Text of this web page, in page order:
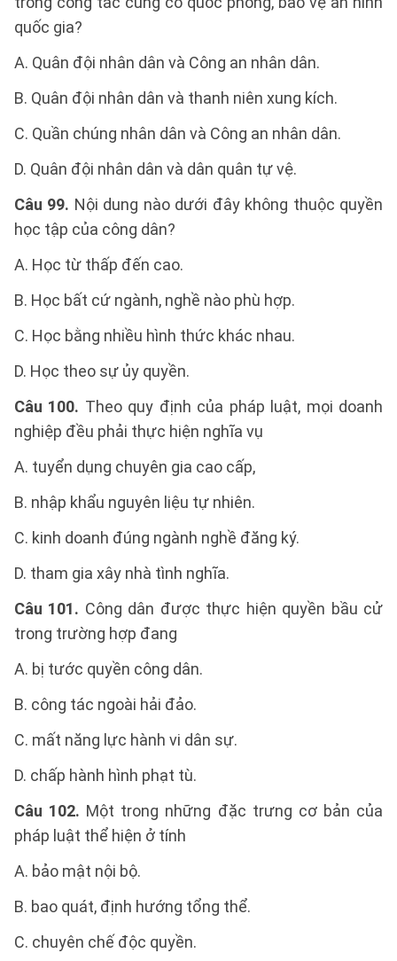
quốc gia?
A. Quân đội nhân dân và Công an nhân dân.
B. Quân đội nhân dân và thanh niên xung kích.
C. Quần chúng nhân dân và Công an nhân dân.
D. Quân đội nhân dân và dân quân tự vệ.
Câu 99. Nội dung nào dưới đây không thuộc quyền
học tập của công dân?
A. Học từ thấp đến cao.
B. Học bất cứ ngành, nghề nào phù hợp.
C. Học bằng nhiều hình thức khác nhau.
D. Học theo sự ủy quyền.
Câu 100. Theo quy định của pháp luật, mọi doanh
nghiệp đều phải thực hiện nghĩa vụ
A. tuyển dụng chuyên gia cao cấp,
B. nhập khẩu nguyên liệu tự nhiên.
C. kinh doanh đúng ngành nghề đăng ký.
D. tham gia xây nhà tình nghĩa.
Câu 101. Công dân được thực hiện quyền bầu cử
trong trường hợp đang
A. bị tước quyền công dân.
B. công tác ngoài hải đảo.
C. mất năng lực hành vi dân sự.
D. chấp hành hình phạt tù.
Câu 102. Một trong những đặc trưng cơ bản của
pháp luật thể hiện ở tính
A. bảo mật nội bộ.
B. bao quát, định hướng tổng thể.
C. chuyên chế độc quyền.